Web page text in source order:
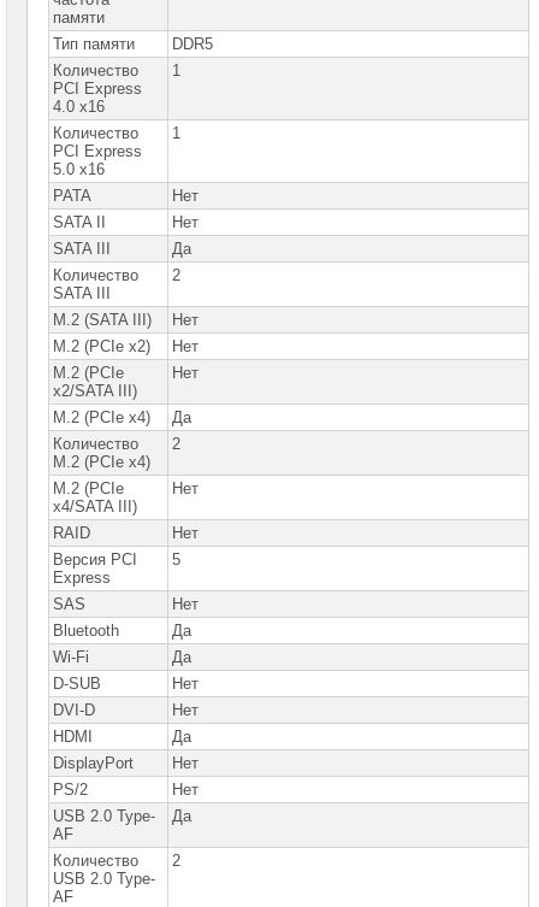
Материнские
платы
Материнские
платы
ASUS
►
Материнские
платы
GIGABYTE
Процессоры
Intel
Процессоры
AMD
Модули
памяти
Жесткие
диски
SATA
Жесткие
диски
SSD
Видеокарты
INTEL
Видеокарты
AMD
Видеокарты
NVidia
Корпуса
для
компьютеров
Компоненты
серверов
памяти
Тип памяти
DDR5
Количество
PCI Express
4.0 x16
1
Количество
PCI Express
5.0 x16
1
PATA
Нет
SATA II
Нет
SATA III
Да
Количество
SATA III
2
M.2 (SATA III)
Нет
M.2 (PCIe x2)
Нет
M.2 (PCIe
x2/SATA III)
Нет
M.2 (PCIe x4)
Да
Количество
M.2 (PCIe x4)
2
M.2 (PCIe
x4/SATA III)
Нет
RAID
Нет
Версия PCI
Express
5
SAS
Нет
Bluetooth
Да
Wi-Fi
Да
D-SUB
Нет
DVI-D
Нет
HDMI
Да
DisplayPort
Нет
PS/2
Нет
USB 2.0 Type-
AF
Да
Количество
USB 2.0 Type-
AF
2